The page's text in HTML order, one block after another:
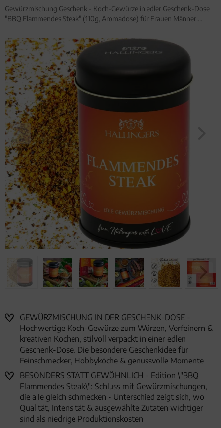
Gewürzmischung Geschenk - Koch-Gewürze in edler Geschenk-Dose
"BBQ Flammendes Steak" (110g, Aromadose) für Frauen Männer.
"BBQ Flammendes Steak" (110g, Aromadose) für Frauen Männer
GEWÜRZMISCHUNG IN DER GESCHENK-DOSE -
Hochwertige Koch-Gewürze zum Würzen, Verfeinern &
kreativen Kochen, stilvoll verpackt in einer edlen
Geschenk-Dose. Die besondere Geschenkidee für
Feinschmecker, Hobbyköche & genussvolle Momente
BESONDERS STATT GEWÖHNLICH - Edition \"BBQ
Flammendes Steak\": Schluss mit Gewürzmischungen,
die alle gleich schmecken - Unterschied zeigt sich, wo
Qualität, Intensität & ausgewählte Zutaten wichtiger
sind als niedrige Produktionskosten
Liebe & Hochzeit
Geburtstag
Bayern